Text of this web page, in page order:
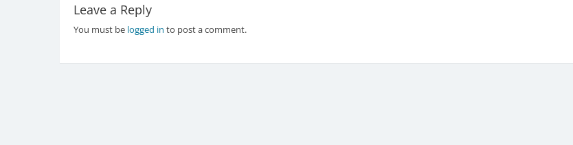
Leave a Reply
You must be logged in to post a comment.